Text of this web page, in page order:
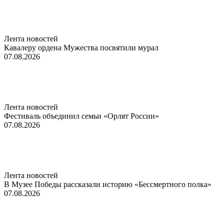
Лента новостей
Кавалеру ордена Мужества посвятили мурал
07.08.2026
Лента новостей
Фестиваль объединил семьи «Орлят России»
07.08.2026
Лента новостей
В Музее Победы рассказали историю «Бессмертного полка»
07.08.2026